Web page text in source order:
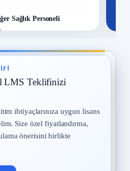
Sağlık Personeli
LMS Teklifinizi
ihtiyaçlarınıza uygun lisans
Size özel fiyatlandırma,
önerisini birlikte